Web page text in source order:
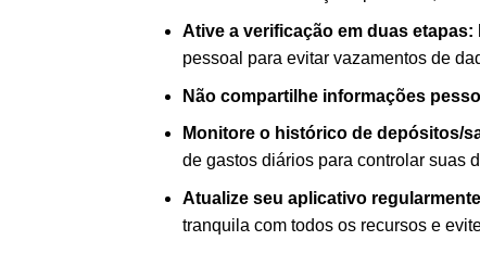
Ative a verificação em duas etapas:
pessoal para evitar vazamentos de
Não compartilhe informações
Monitore o histórico de depósitos/
de gastos diários para controlar suas
Atualize seu aplicativo
tranquila com todos os recursos e